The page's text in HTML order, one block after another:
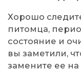
Хорошо
питомца,
состояние и
вы заметили,
замените ее